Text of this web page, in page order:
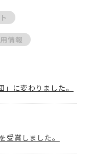
情報
」に変わりました。
賞しました。